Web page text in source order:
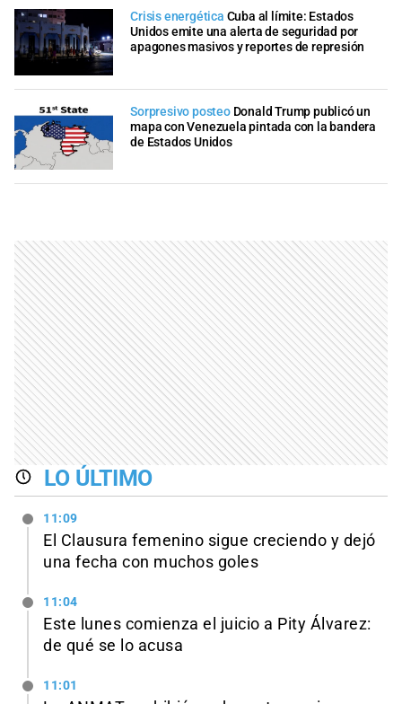
Crisis energética Cuba al límite: Estados
Unidos emite una alerta de seguridad por
apagones masivos y reportes de represión
Sorpresivo posteo Donald Trump publicó un
mapa con Venezuela pintada con la bandera
de Estados Unidos
LO ÚLTIMO
11:09
El Clausura femenino sigue creciendo y dejó
una fecha con muchos goles
11:04
Este lunes comienza el juicio a Pity Álvarez:
de qué se lo acusa
11:01